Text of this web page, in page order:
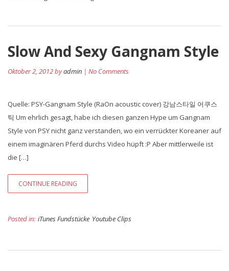
Slow And Sexy Gangnam Style
Oktober 2, 2012 byadmin | No Comments
Quelle: PSY-Gangnam Style (RaOn acoustic cover) 강남스타일 어쿠스
틱 Um ehrlich gesagt, habe ich diesen ganzen Hype um Gangnam
Style von PSY nicht ganz verstanden, wo ein verrückter Koreaner auf
einem imaginären Pferd durchs Video hüpft :P Aber mittlerweile ist
die […]
CONTINUE READING
Posted in: iTunes Fundstücke Youtube Clips